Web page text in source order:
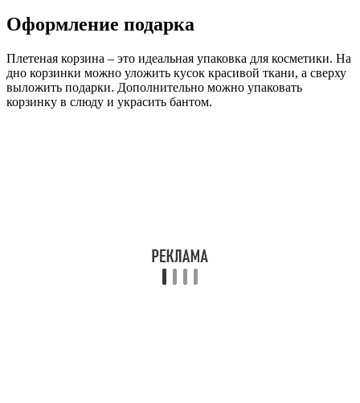
Оформление подарка
Плетеная корзина – это идеальная упаковка для косметики. На
дно корзинки можно уложить кусок красивой ткани, а сверху
выложить подарки. Дополнительно можно упаковать
корзинку в слюду и украсить бантом.